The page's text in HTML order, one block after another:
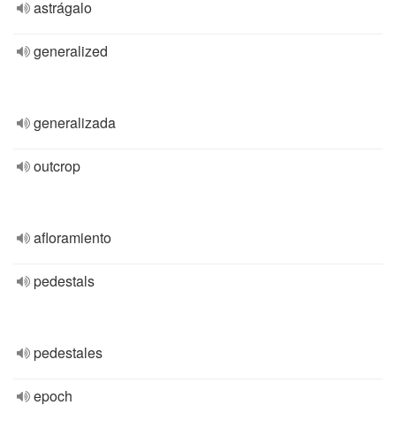
astrágalo
generalized
generalizada
outcrop
afloramiento
pedestals
pedestales
epoch